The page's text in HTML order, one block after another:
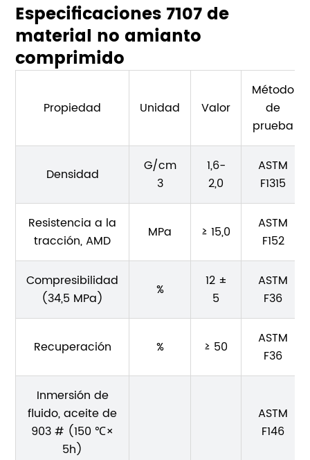
Especificaciones 7107 de
material no amianto
comprimido
Propiedad Unidad Valor
Método
de
prueba
Densidad
G/cm
3
1,6-
2,0
ASTM
F1315
Resistencia a la
tracción, AMD
MPa ≥ 15,0
ASTM
F152
Compresibilidad
(34,5 MPa)
%
12 ±
5
ASTM
F36
Recuperación % ≥ 50
ASTM
F36
Inmersión de
fluido, aceite de
903 # (150 ℃×
5h)
ASTM
F146